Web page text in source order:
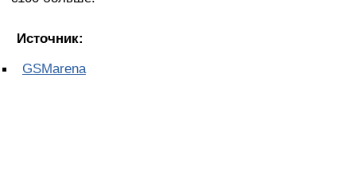
Источник:
GSMarena